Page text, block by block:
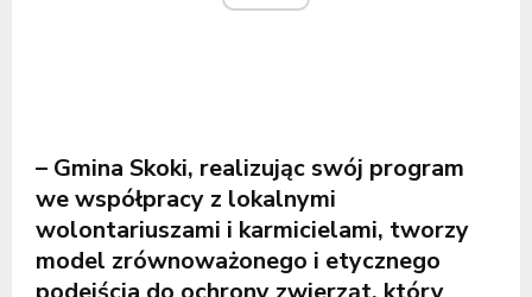
– Gmina Skoki, realizując swój program
we współpracy z lokalnymi
wolontariuszami i karmicielami, tworzy
model zrównoważonego i etycznego